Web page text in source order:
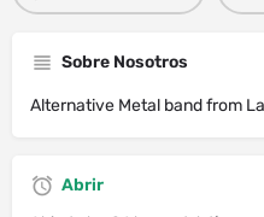
Sobre Nosotros
Alternative Metal band from
Abrir